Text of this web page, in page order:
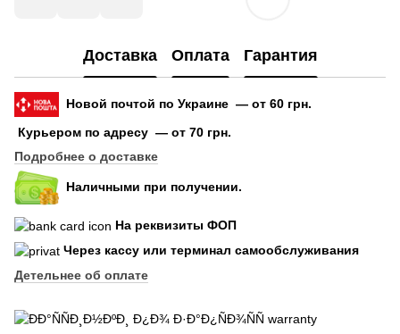
Доставка Оплата Гарантия
Новой почтой по Украине — от 60 грн.
Курьером по адресу — от 70 грн.
Подробнее о доставке
Наличными при получении.
На реквизиты ФОП
Через кассу или терминал самообслуживания
Детельнее об оплате